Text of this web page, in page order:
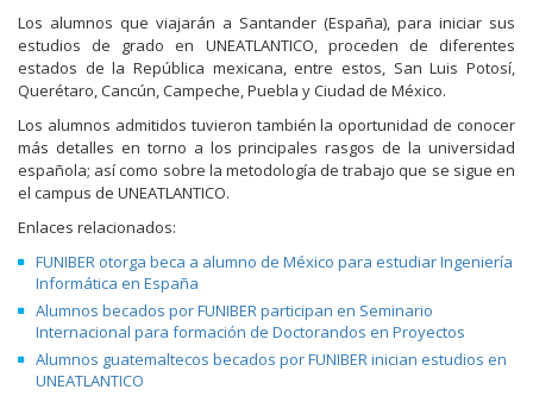
Los alumnos que viajarán a Santander (España), para iniciar sus
estudios de grado en UNEATLANTICO, proceden de diferentes
estados de la República mexicana, entre estos, San Luis Potosí,
Querétaro, Cancún, Campeche, Puebla y Ciudad de México.
Los alumnos admitidos tuvieron también la oportunidad de conocer
más detalles en torno a los principales rasgos de la universidad
española; así como sobre la metodología de trabajo que se sigue en
el campus de UNEATLANTICO.
Enlaces relacionados:
FUNIBER otorga beca a alumno de México para estudiar Ingeniería
Informática en España
Alumnos becados por FUNIBER participan en Seminario
Internacional para formación de Doctorandos en Proyectos
Alumnos guatemaltecos becados por FUNIBER inician estudios en
UNEATLANTICO